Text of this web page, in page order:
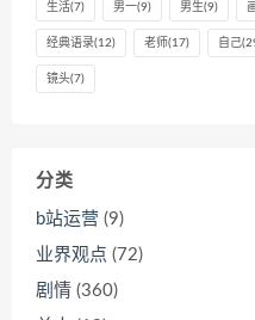
生活(7) 男一(9) 男生(9)
经典语录(12) 老师(17) 自己
镜头(7)
分类
b站运营 (9)
业界观点 (72)
剧情 (360)